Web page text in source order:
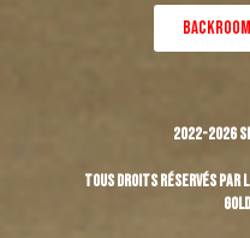
2022-2026
Tous droits réservés